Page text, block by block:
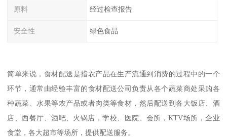
原料 经过检查报告
安全性 绿色食品
简单来说，食材配送是指农产品在生产流通到消费的过程中的一个
环节，通常由经验丰富的食材配送公司负责从各个蔬菜商处采购各
种蔬菜、水果等农产品或者肉类等食材，然后配送到各大饭店、酒
店、西餐厅、酒吧、火锅店，学校、医院、会所，KTV场所，企业
食堂，各大超市等场所，提供配送服务。